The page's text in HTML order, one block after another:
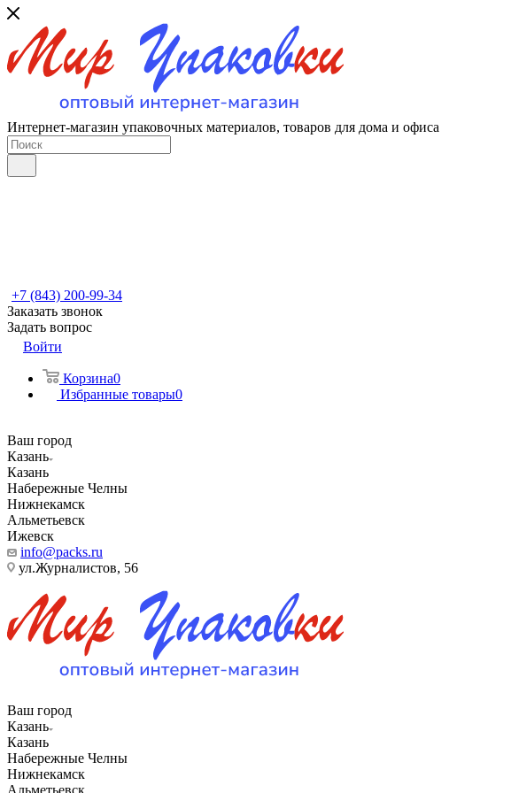
Интернет-магазин упаковочных материалов, товаров для дома и офиса
+7 (843) 200-99-34
Заказать звонок
Задать вопрос
Войти
Корзина0
Избранные товары0
Ваш город
Казань
Казань
Набережные Челны
Нижнекамск
Альметьевск
Ижевск
info@packs.ru
ул.Журналистов, 56
Ваш город
Казань
Казань
Набережные Челны
Нижнекамск
Альметьевск